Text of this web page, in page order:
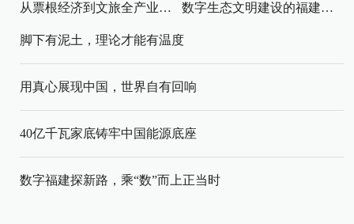
从票根经济到文旅全产业链升级 数字生态文明建设的福建路径与启示
脚下有泥土，理论才能有温度
用真心展现中国，世界自有回响
40亿千瓦家底铸牢中国能源底座
数字福建探新路，乘“数”而上正当时